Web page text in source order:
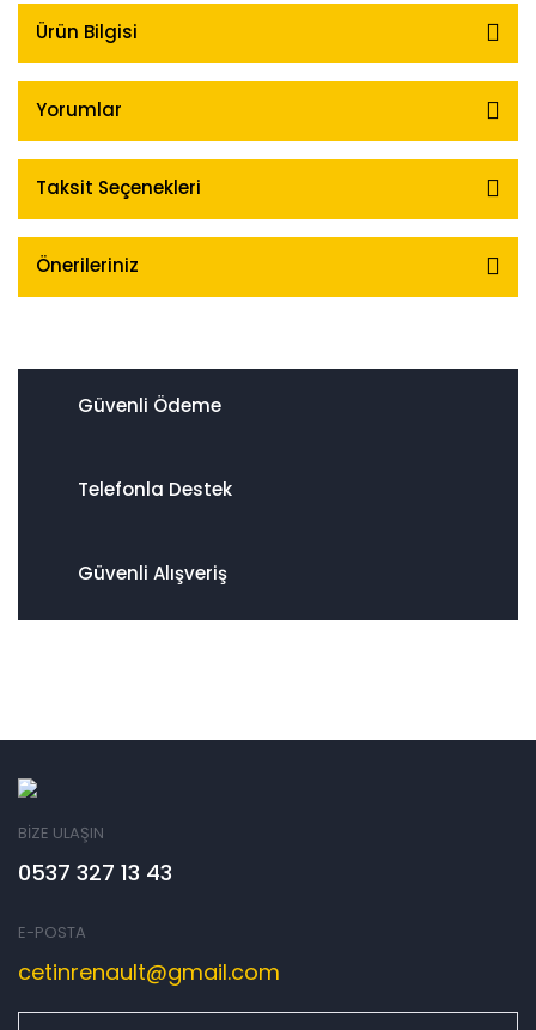
Ürün Bilgisi
Yorumlar
Taksit Seçenekleri
Önerileriniz
Güvenli Ödeme
Telefonla Destek
Güvenli Alışveriş
BİZE ULAŞIN
0537 327 13 43
E-POSTA
cetinrenault@gmail.com